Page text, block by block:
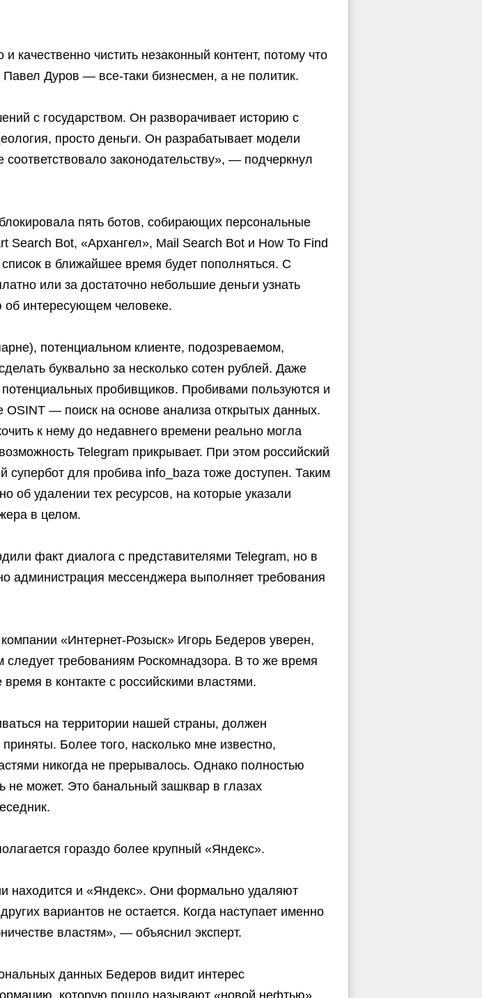
качественно чистить незаконный контент, потому что
Дуров — все-таки бизнесмен, а не политик.
с государством. Он разворачивает историю с
просто деньги. Он разрабатывает модели
законодательству», — подчеркнул
пять ботов, собирающих персональные
Search Bot, «Архангел», Mail Search Bot и How To Find
в ближайшее время будет пополняться. С
или за достаточно небольшие деньги узнать
об интересующем человеке.
потенциальном клиенте, подозреваемом,
буквально за несколько сотен рублей. Даже
пробивщиков. Пробивами пользуются и
OSINT — поиск на основе анализа открытых данных.
к нему до недавнего времени реально могла
Telegram прикрывает. При этом российский
супербот для пробива info_baza тоже доступен. Таким
об удалении тех ресурсов, на которые указали
в целом.
факт диалога с представителями Telegram, но в
администрация мессенджера выполняет требования
«Интернет-Розыск» Игорь Бедеров уверен,
требованиям Роскомнадзора. В то же время
в контакте с российскими властями.
на территории нашей страны, должен
Более того, насколько мне известно,
никогда не прерывалось. Однако полностью
не может. Это банальный зашквар в глазах
гораздо более крупный «Яндекс».
находится и «Яндекс». Они формально удаляют
вариантов не остается. Когда наступает именно
властям», — объяснил эксперт.
данных Бедеров видит интерес
которую пошло называют «новой нефтью».